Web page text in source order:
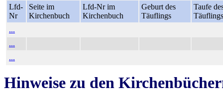
Lfd-
Nr
Seite im
Kirchenbuch
Lfd-Nr im
Kirchenbuch
Geburt des
Täuflings
Taufe
Täuflings
...
...
...
Hinweise zu den